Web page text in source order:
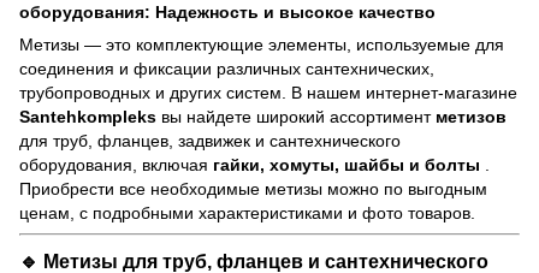
оборудования: Надежность и высокое качество
Метизы — это комплектующие элементы, используемые для
соединения и фиксации различных сантехнических,
трубопроводных и других систем. В нашем интернет-магазине
Santehkompleks вы найдете широкий ассортимент метизов
для труб, фланцев, задвижек и сантехнического
оборудования, включая гайки, хомуты, шайбы и болты
Приобрести все необходимые метизы можно по выгодным
ценам, с подробными характеристиками и фото товаров.
🔹 Метизы для труб, фланцев и сантехнического